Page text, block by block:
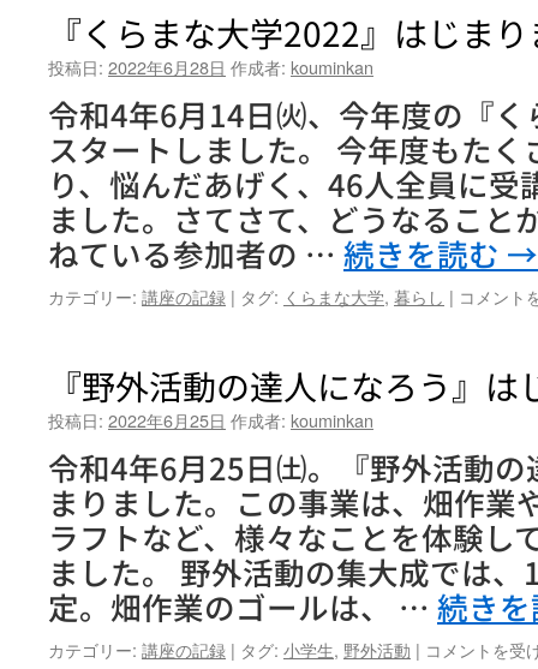
２
弾
は
展
示
フ
ア
は
『くらまな大学2022』はじま
投稿日: 2022年6月28日 作成者: kouminkan
令和4年6月14日㈫、今年度の『
スタートしました。 今年度もた
り、悩んだあげく、46人全員に受
ました。さてさて、どうなること
ねている参加者の … 続きを読む →
カテゴリー: 講座の記録 | タグ: くらまな大学, 暮らし | 『く
は
じ
ま
り
ま
し
た
♪
は
コメント
『野外活動の達人になろう』
投稿日: 2022年6月25日 作成者: kouminkan
令和4年6月25日㈯。『野外活動
まりました。この事業は、畑作業
ラフトなど、様々なことを体験し
ました。 野外活動の集大成では
定。畑作業のゴールは、 … 続き
カテゴリー: 講座の記録 | タグ: 小学生, 野外活動 | 『野
コメントを受